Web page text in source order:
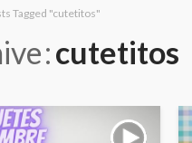
Tagged "cutetitos"
cutetitos